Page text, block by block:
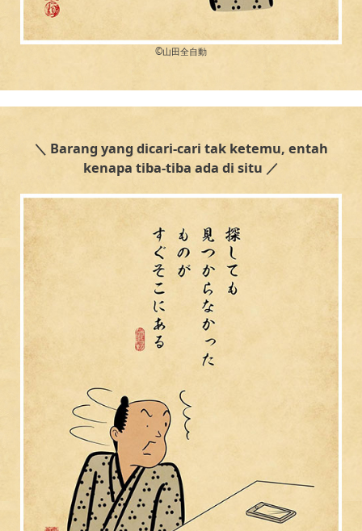
©︎山田全自動
＼ Barang yang dicari-cari tak ketemu, entah
kenapa tiba-tiba ada di situ ／